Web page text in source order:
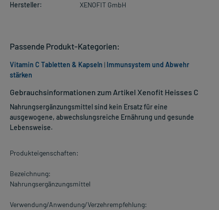
Hersteller:
XENOFIT GmbH
Gebrauchsinformationen zum Artikel Xenofit Heisses C
Nahrungsergänzungsmittel sind kein Ersatz für eine
ausgewogene, abwechslungsreiche Ernährung und gesunde
Lebensweise.
Produkteigenschaften:
Bezeichnung:
Nahrungsergänzungsmittel
Verwendung/Anwendung/Verzehrempfehlung:
Passende Produkt-Kategorien:
Vitamin C Tabletten & Kapseln | Immunsystem und Abwehr
stärken